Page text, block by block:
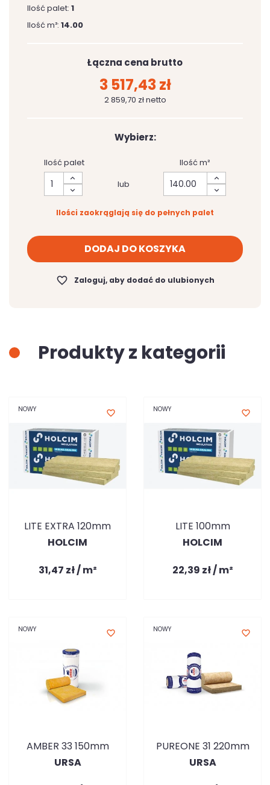
Ilość palet: 1
Ilość m³: 14.00
Łączna cena brutto
3 517,43 zł
2 859,70 zł netto
Wybierz:
Ilość palet
lub
Ilość m²
Ilości zaokrąglają się do pełnych palet
DODAJ DO KOSZYKA
favorite_border Zaloguj, aby dodać do ulubionych
Produkty z kategorii
NOWY favorite_border
LITE EXTRA 120mm
HOLCIM
31,47 zł / m²
NOWY favorite_border
LITE 100mm
HOLCIM
22,39 zł / m²
NOWY favorite_border
AMBER 33 150mm
URSA
NOWY favorite_border
PUREONE 31 220mm
URSA